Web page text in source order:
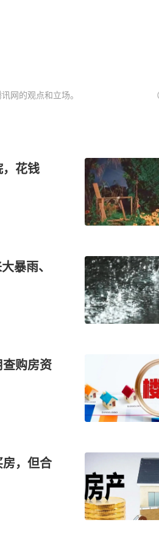
网的观点和立场。
花钱
暴雨、
购房资
，但合